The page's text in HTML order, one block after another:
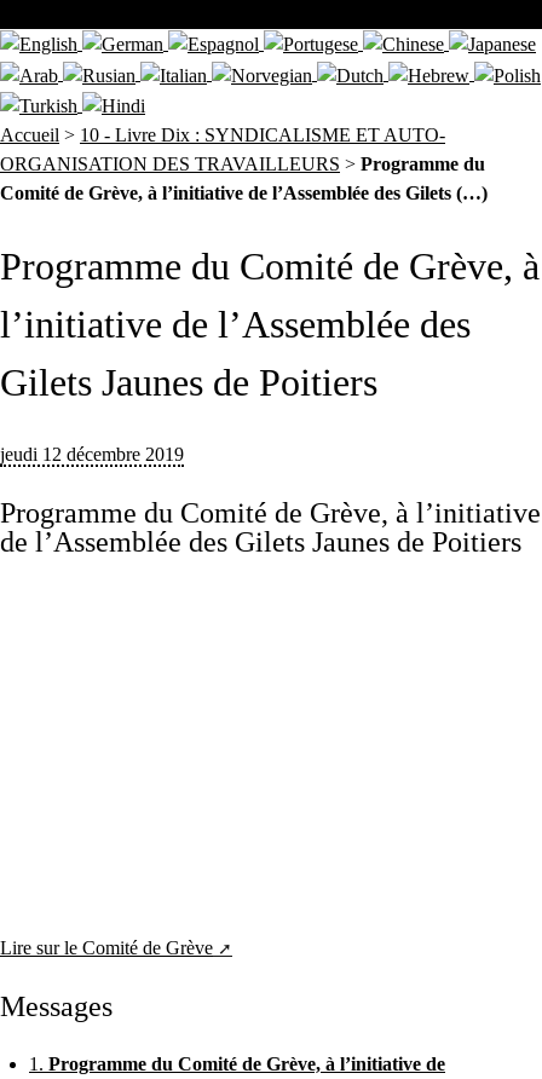
Accueil > 10 - Livre Dix : SYNDICALISME ET AUTO-
ORGANISATION DES TRAVAILLEURS > Programme du
Comité de Grève, à l’initiative de l’Assemblée des Gilets (…)
Programme du Comité de Grève, à
l’initiative de l’Assemblée des
Gilets Jaunes de Poitiers
jeudi 12 décembre 2019
Programme du Comité de Grève, à l’initiative
de l’Assemblée des Gilets Jaunes de Poitiers
Lire sur le Comité de Grève
Messages
1. Programme du Comité de Grève, à l’initiative de